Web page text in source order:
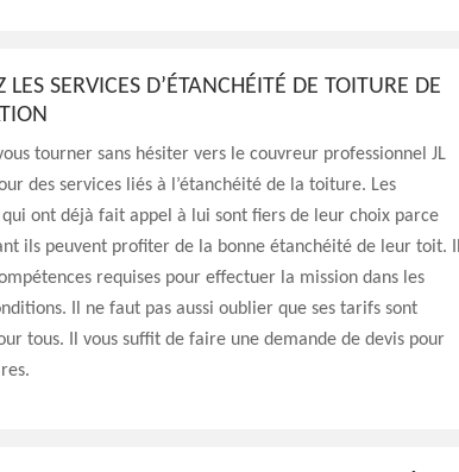
LES SERVICES D’ÉTANCHÉITÉ DE TOITURE DE
tourner sans hésiter vers le couvreur professionnel JL
des services liés à l’étanchéité de la toiture. Les
ont déjà fait appel à lui sont fiers de leur choix parce
ils peuvent profiter de la bonne étanchéité de leur toit. Il
requises pour effectuer la mission dans les
Il ne faut pas aussi oublier que ses tarifs sont
tous. Il vous suffit de faire une demande de devis pour